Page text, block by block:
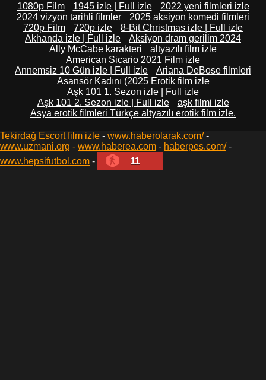
1080p Film 1945 izle | Full izle
2022 yeni filmleri izle
2024 vizyon tarihli filmler
2025 aksiyon komedi filmleri
720p Film
720p izle
8-Bit Christmas izle | Full izle
Akhanda izle | Full izle
Aksiyon dram gerilim 2024
Ally McCabe karakteri
altyazılı film izle
American Sicario 2021 Film izle
Annemsiz 10 Gün izle | Full izle
Ariana DeBose filmleri
Asansör Kadını (2025 Erotik film izle
Aşk 101 1. Sezon izle | Full izle
Aşk 101 2. Sezon izle | Full izle
aşk filmi izle
Asya erotik filmleri Türkçe altyazılı erotik film izle.
Tekirdağ Escort film izle - www.haberolarak.com/-
www.uzmani.org - www.haberea.com - haberpes.com/-
www.hepsifutbol.com - 11